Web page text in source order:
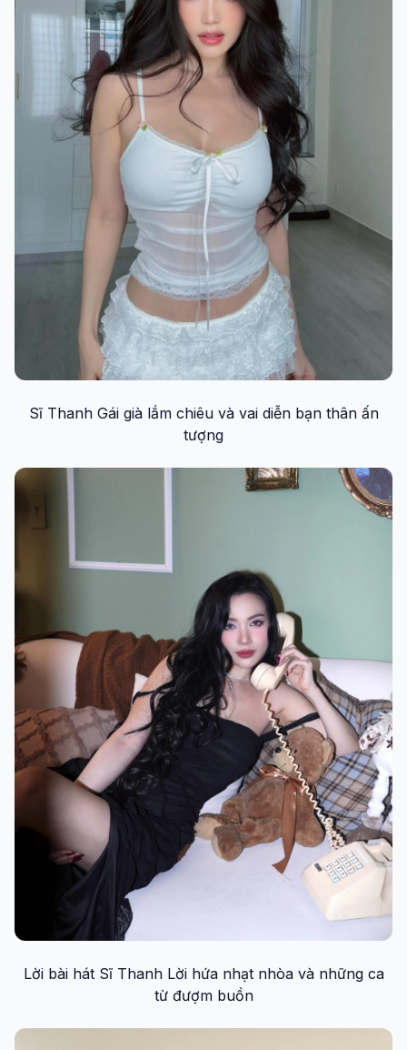
Sĩ Thanh Gái già lắm chiêu và vai diễn bạn thân ấn
tượng
Lời bài hát Sĩ Thanh Lời hứa nhạt nhòa và những ca
từ đượm buồn